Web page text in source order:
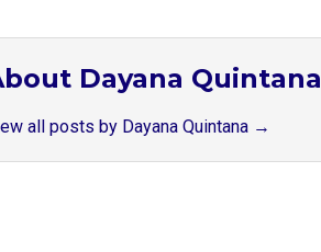
Dayana Quintana
all posts by Dayana Quintana →